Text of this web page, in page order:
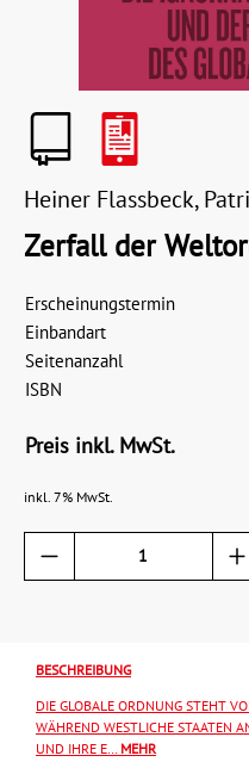
Heiner Flassbeck,
Zerfall der
Erscheinungstermin
Einbandart
Seitenanzahl
ISBN
Preis inkl. MwSt.
inkl. 7% MwSt.
BESCHREIBUNG
DIE GLOBALE ORDNUNG STEHT
WÄHREND WESTLICHE STAATEN
UND IHRE E… MEHR